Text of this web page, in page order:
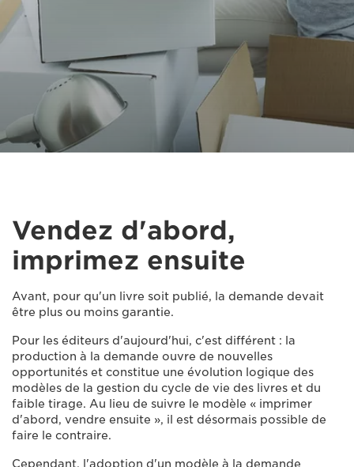
Vendez d'abord,
imprimez ensuite
Avant, pour qu'un livre soit publié, la demande devait
être plus ou moins garantie.
Pour les éditeurs d'aujourd'hui, c'est différent : la
production à la demande ouvre de nouvelles
opportunités et constitue une évolution logique des
modèles de la gestion du cycle de vie des livres et du
faible tirage. Au lieu de suivre le modèle « imprimer
d'abord, vendre ensuite », il est désormais possible de
faire le contraire.
Cependant, l'adoption d'un modèle à la demande